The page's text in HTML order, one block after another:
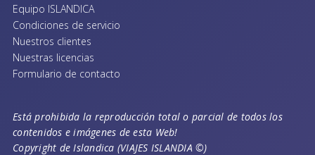
Equipo ISLANDICA
Condiciones de servicio
Nuestros clientes
Nuestras licencias
Formulario de contacto
Está prohibida la reproducción total o parcial de todos los
contenidos e imágenes de esta Web!
Copyright de Islandica (VIAJES ISLANDIA ©)